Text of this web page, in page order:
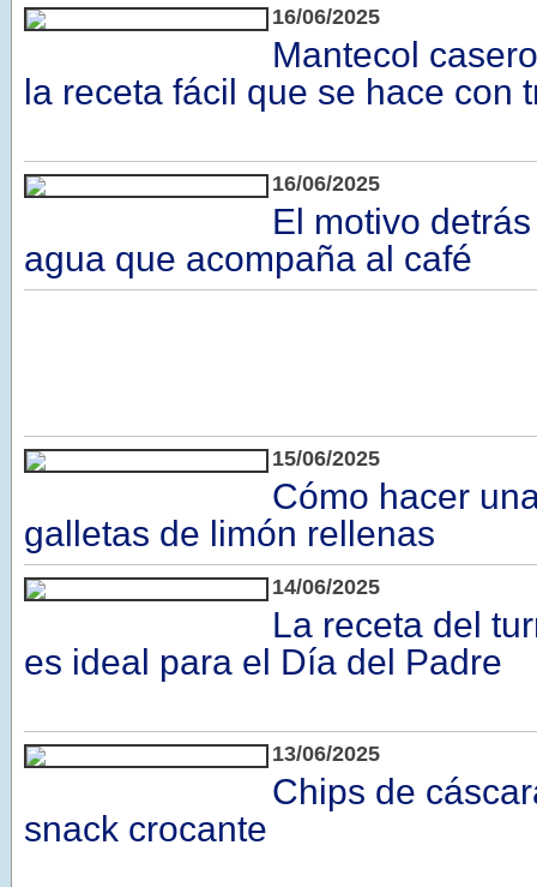
16/06/2025
Mantecol
la receta fácil que se hace con
16/06/2025
El motivo
agua que acompaña al café
15/06/2025
Cómo hacer
galletas de limón rellenas
14/06/2025
La receta del
es ideal para el Día del Padre
13/06/2025
Chips de
snack crocante